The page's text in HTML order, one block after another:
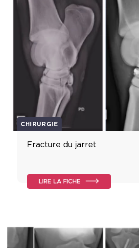
CHIRURGIE
Fracture du jarret
LIRE LA FICHE